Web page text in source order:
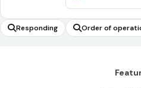
Responding Order of